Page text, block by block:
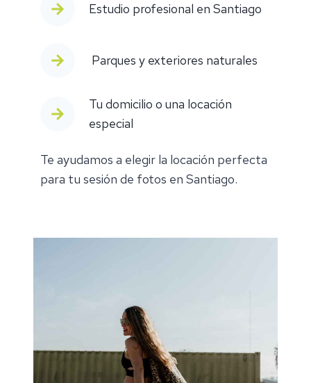
Estudio profesional en Santiago
Parques y exteriores naturales
Tu domicilio o una locación
especial
Te ayudamos a elegir la locación perfecta
para tu sesión de fotos en Santiago.